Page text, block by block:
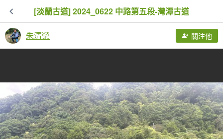
[淡蘭古道] 2024_0622 中路第五段-灣潭古道
朱清榮 關注他